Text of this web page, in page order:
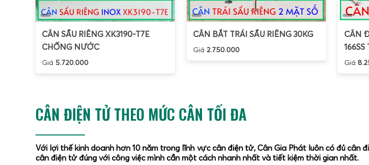
CÂN SẦU RIÊNG XK3190-T7E
CHỐNG NƯỚC
Giá 5.720.000
CÂN BẮT TRÁI SẦU RIÊNG 30KG
Giá 2.750.000
CÂN
Giá
CÂN ĐIỆN TỬ THEO MỨC CÂN TỐI ĐA
Với lợi thế kinh doanh hơn 10 năm trong lĩnh vực cân điện tử, Cân Gia Phát luôn có đủ
cân điện tử đúng với công việc mình cần một cách nhanh nhất và tiết kiệm thời gian nhất.